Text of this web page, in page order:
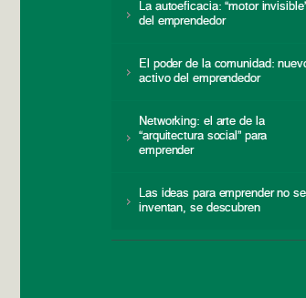
La autoeficacia: “motor
del emprendedor
El poder de la comunidad:
activo del emprendedor
Networking: el arte de la
“arquitectura social” para
emprender
Las ideas para emprender no se
inventan, se descubren